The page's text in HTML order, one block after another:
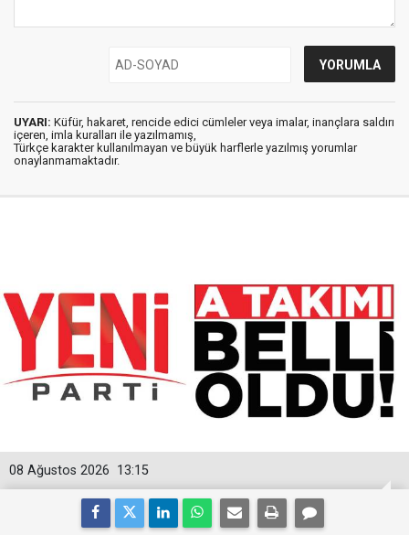
UYARI: Küfür, hakaret, rencide edici cümleler veya imalar, inançlara saldırı
içeren, imla kuralları ile yazılmamış,
Türkçe karakter kullanılmayan ve büyük harflerle yazılmış yorumlar
onaylanmamaktadır.
13:15
08 Ağustos 2026